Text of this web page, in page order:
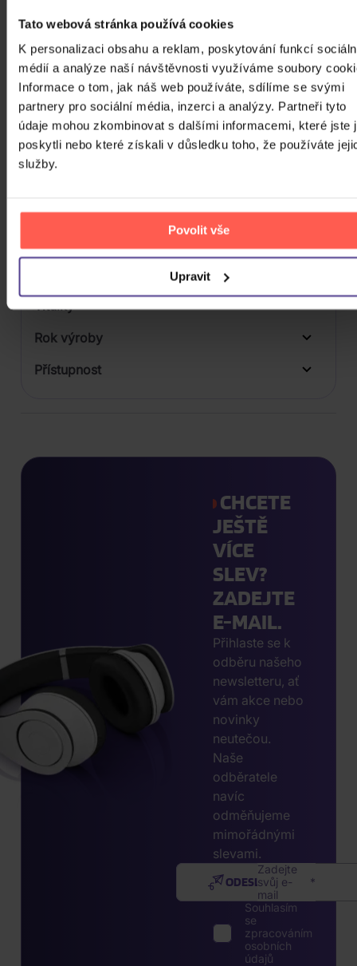
Tato webová stránka používá cookies
K personalizaci obsahu a reklam, poskytování funkcí
médií a analýze naší návštěvnosti využíváme soubory
Informace o tom, jak náš web používáte, sdílíme se svými
partnery pro sociální média, inzerci a analýzy. Partneři tyto
údaje mohou zkombinovat s dalšími informacemi, které jste
poskytli nebo které získali v důsledku toho, že používáte
služby.
Povolit vše
Upravit
1
Počet MC
Počet DVD
Počet BD
Počet vinyl
Počet KiT
Digipack
Formát média
Titulky
Rok výroby
Přístupnost
CHCETE
JEŠTĚ
VÍCE
SLEV?
ZADEJTE
E-MAIL.
Přihlaste se k
odběru našeho
newsletteru, ať
vám akce nebo
novinky
neutečou.
Naše
odběratele
navíc
odměňujeme
mimořádnými
slevami.
Zadejte
svůj e-
mail
ODESLAT
Souhlasím
se
zpracováním
osobních
údajů